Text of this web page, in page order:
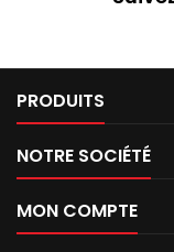
PRODUITS
NOTRE SOCIÉTÉ
MON COMPTE